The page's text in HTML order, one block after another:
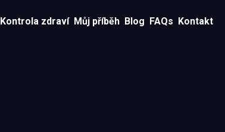
Kontrola zdraví Můj příběh Blog FAQs Kontakt